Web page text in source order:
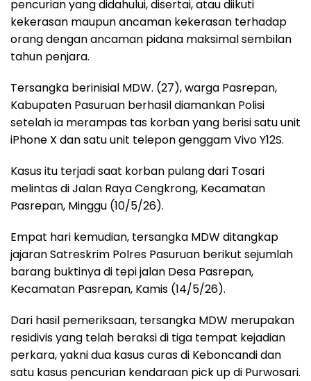
pencurian yang didahului, disertai, atau diikuti
kekerasan maupun ancaman kekerasan terhadap
orang dengan ancaman pidana maksimal sembilan
tahun penjara.
Tersangka berinisial MDW. (27), warga Pasrepan,
Kabupaten Pasuruan berhasil diamankan Polisi
setelah ia merampas tas korban yang berisi satu unit
iPhone X dan satu unit telepon genggam Vivo Y12S.
Kasus itu terjadi saat korban pulang dari Tosari
melintas di Jalan Raya Cengkrong, Kecamatan
Pasrepan, Minggu (10/5/26).
Empat hari kemudian, tersangka MDW ditangkap
jajaran Satreskrim Polres Pasuruan berikut sejumlah
barang buktinya di tepi jalan Desa Pasrepan,
Kecamatan Pasrepan, Kamis (14/5/26).
Dari hasil pemeriksaan, tersangka MDW merupakan
residivis yang telah beraksi di tiga tempat kejadian
perkara, yakni dua kasus curas di Keboncandi dan
satu kasus pencurian kendaraan pick up di Purwosari.